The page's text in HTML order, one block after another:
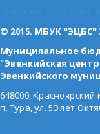
© 2015. МБУК "ЭЦБС"
Муниципальное
"Эвенкийская
Эвенкийского
648000,
п. Тура, ул. 50 лет